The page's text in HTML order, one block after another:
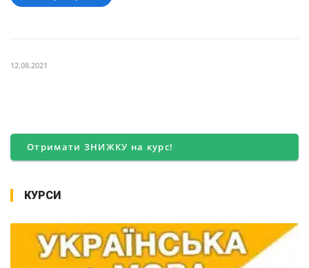
12.08.2021
Отримати ЗНИЖКУ на курс!
КУРСИ